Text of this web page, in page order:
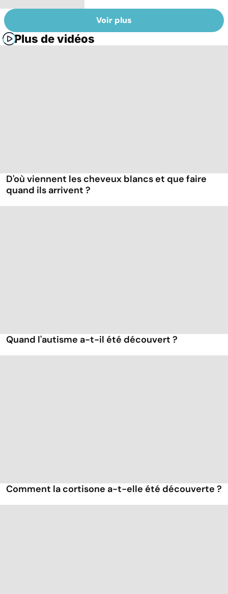
Voir plus
Plus de vidéos
D'où viennent les cheveux blancs et que faire
quand ils arrivent ?
Quand l'autisme a-t-il été découvert ?
Comment la cortisone a-t-elle été découverte ?